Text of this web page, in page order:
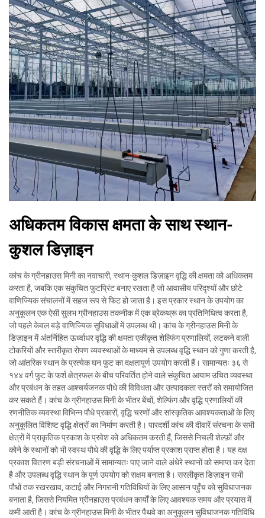
अधिकतम विकास क्षमता के साथ स्थान-
कुशल डिज़ाइन
कांच के ग्रीनहाउस मिनी का नवाचारी, स्थान-कुशल डिज़ाइन वृद्धि की क्षमता को अधिकतम
करता है, जबकि एक संकुचित फुटप्रिंट बनाए रखता है जो आवासीय परिदृश्यों और छोटे
वाणिज्यिक संचालनों में सहज रूप से फिट हो जाता है। इस प्रकार स्थान के उपयोग का
अनुकूलन एक ऐसी सुलभ ग्रीनहाउस तकनीक में एक ब्रेकथ्रू का प्रतिनिधित्व करता है,
जो पहले केवल बड़े वाणिज्यिक सुविधाओं में उपलब्ध थी। कांच के ग्रीनहाउस मिनी के
डिज़ाइन में अंतर्निहित ऊर्ध्वाधर वृद्धि की क्षमता एकीकृत शेल्फिंग प्रणालियों, लटकने वाली
टोकरियों और स्तरीकृत रोपण व्यवस्थाओं के माध्यम से उपलब्ध वृद्धि स्थान को गुणा करती है,
जो आंतरिक स्थान के प्रत्येक घन फुट का दक्षतापूर्ण उपयोग करती हैं। सामान्यतः ३६ से
१४४ वर्ग फुट के फर्श क्षेत्रफल के बीच परिवर्तित होने वाले संकुचित आयाम उचित व्यवस्था
और प्रबंधन के तहत आश्चर्यजनक पौधे की विविधता और उत्पादकता स्तरों को समायोजित
कर सकते हैं। कांच के ग्रीनहाउस मिनी के भीतर बेंचों, शेल्फिंग और वृद्धि प्रणालियों की
रणनीतिक व्यवस्था विभिन्न पौधे प्रकारों, वृद्धि चरणों और सांस्कृतिक आवश्यकताओं के लिए
अनुकूलित विशिष्ट वृद्धि क्षेत्रों का निर्माण करती है। पारदर्शी कांच की दीवारें संरचना के सभी
क्षेत्रों में प्राकृतिक प्रकाश के प्रवेश को अधिकतम करती हैं, जिससे निचली शेल्फ़ों और
कोने के स्थानों को भी स्वस्थ पौधे की वृद्धि के लिए पर्याप्त प्रकाश प्राप्त होता है। यह दक्ष
प्रकाश वितरण बड़ी संरचनाओं में सामान्यतः पाए जाने वाले अंधेरे स्थानों को समाप्त कर देता
है और उपलब्ध वृद्धि स्थान के पूर्ण उपयोग को सक्षम बनाता है। सरलीकृत डिज़ाइन सभी
पौधों तक रखरखाव, कटाई और निगरानी गतिविधियों के लिए आसान पहुँच को सुविधाजनक
बनाता है, जिससे नियमित ग्रीनहाउस प्रबंधन कार्यों के लिए आवश्यक समय और प्रयास में
कमी आती है। कांच के ग्रीनहाउस मिनी के भीतर पैथवे का अनुकूलन सुविधाजनक गतिविधि